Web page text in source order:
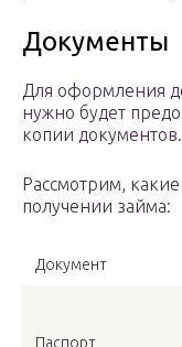
Документы
Для оформления
нужно будет
копии документов.
Рассмотрим,
получении займа:
Документ
Паспорт